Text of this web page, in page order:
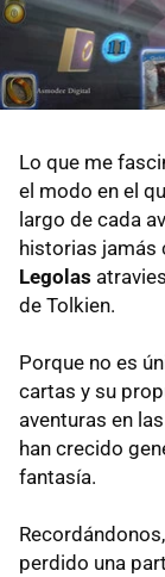
Lo que me
el modo en el
largo de cada
historias jamás
Legolas
de Tolkien.
Porque no es
cartas y su
aventuras en
han crecido
fantasía.
perdido una